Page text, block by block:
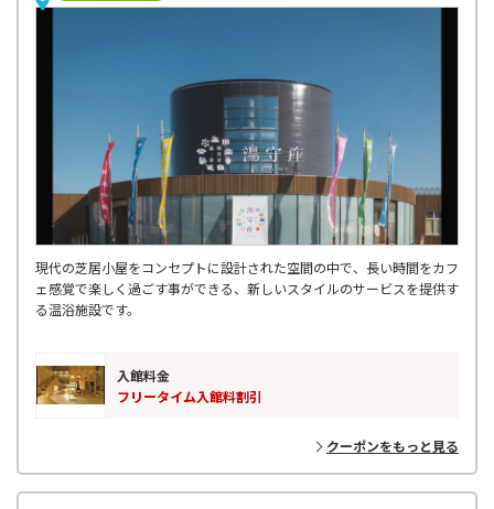
現代の芝居小屋をコンセプトに設計された空間の中で、長い時間をカフ
ェ感覚で楽しく過ごす事ができる、新しいスタイルのサービスを提供す
る温浴施設です。
入館料金
フリータイム入館料割引
クーポンをもっと見る